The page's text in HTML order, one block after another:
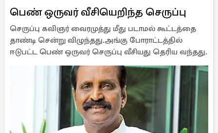
பெண் ஒருவர் வீசியெறிந்த செருப்பு
செருப்பு கவிஞர் வைரமுத்து மீது படாமல் கூட்டத்தை
தாண்டி சென்று விழுந்தது.அங்கு போராட்டத்தில்
ஈடுபட்ட பெண் ஒருவர் செருப்பு வீசியது தெரிய வந்தது.